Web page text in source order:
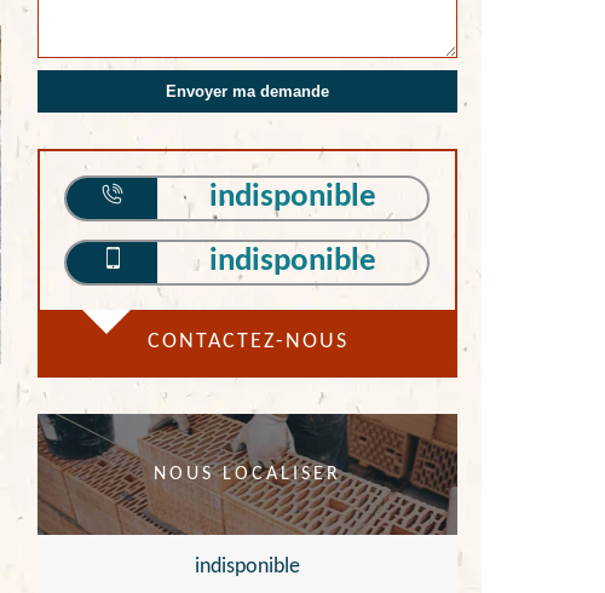
indisponible
indisponible
CONTACTEZ-NOUS
NOUS LOCALISER
indisponible